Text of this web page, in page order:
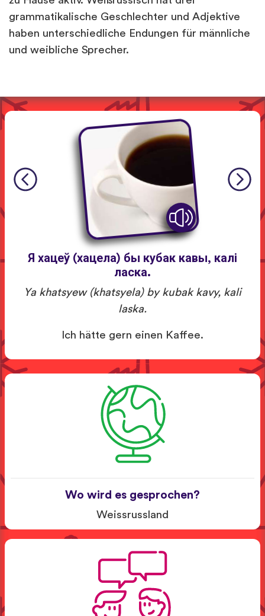
grammatikalische Geschlechter und Adjektive
haben unterschiedliche Endungen für männliche
und weibliche Sprecher.
Я хацеў (хацела) бы кубак кавы, калі
ласка.
Ya khatsyew (khatsyela) by kubak kavy, kali
laska.
Ich hätte gern einen Kaffee.
Wo wird es gesprochen?
Weissrussland